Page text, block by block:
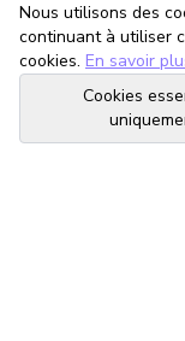
Nous utilisons des
continuant à utiliser
cookies. En savoir
Cookies